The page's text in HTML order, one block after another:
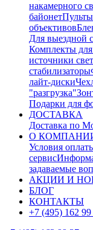
накамерного
байонет
объективов
Для выездной
Комплекты
источники
стабилизаторы
лайт-диски
"разгрузка"
Подарки для
ДОСТАВКА
Доставка по
О
Условия
сервис
задаваемые
АКЦИИ И
БЛОГ
КОНТАКТЫ
+7 (495) 162 99